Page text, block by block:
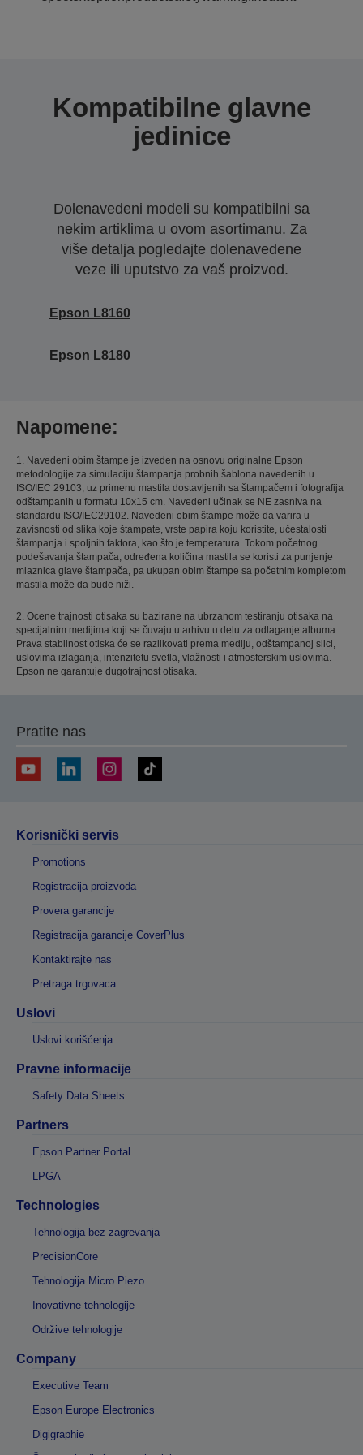
Kompatibilne glavne
jedinice
Dolenavedeni modeli su kompatibilni sa
nekim artiklima u ovom asortimanu. Za
više detalja pogledajte dolenavedene
veze ili uputstvo za vaš proizvod.
Epson L8160
Epson L8180
Napomene:
1. Navedeni obim štampe je izveden na osnovu originalne Epson
metodologije za simulaciju štampanja probnih šablona navedenih u
ISO/IEC 29103, uz primenu mastila dostavljenih sa štampačem i fotografija
odštampanih u formatu 10x15 cm. Navedeni učinak se NE zasniva na
standardu ISO/IEC29102. Navedeni obim štampe može da varira u
zavisnosti od slika koje štampate, vrste papira koju koristite, učestalosti
štampanja i spoljnih faktora, kao što je temperatura. Tokom početnog
podešavanja štampača, određena količina mastila se koristi za punjenje
mlaznica glave štampača, pa ukupan obim štampe sa početnim kompletom
mastila može da bude niži.
2. Ocene trajnosti otisaka su bazirane na ubrzanom testiranju otisaka na
specijalnim medijima koji se čuvaju u arhivu u delu za odlaganje albuma.
Prava stabilnost otiska će se razlikovati prema mediju, odštampanoj slici,
uslovima izlaganja, intenzitetu svetla, vlažnosti i atmosferskim uslovima.
Epson ne garantuje dugotrajnost otisaka.
Pratite nas
Korisnički servis
Promotions
Registracija proizvoda
Provera garancije
Registracija garancije CoverPlus
Kontaktirajte nas
Pretraga trgovaca
Uslovi
Uslovi korišćenja
Pravne informacije
Safety Data Sheets
Partners
Epson Partner Portal
LPGA
Technologies
Tehnologija bez zagrevanja
PrecisionCore
Tehnologija Micro Piezo
Inovativne tehnologije
Održive tehnologije
Company
Executive Team
Epson Europe Electronics
Digigraphie